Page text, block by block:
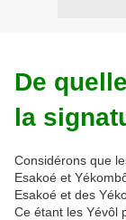
De
la
Considérons que
Esakoé et
Esakoé et des
Ce étant les Yévôl